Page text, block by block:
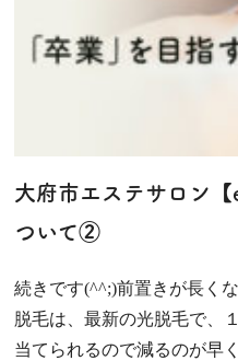
大府市エステサロン
ついて②
続きです(^^;)前置きが長く
脱毛は、最新の光脱毛で、
当てられるので減るのが早